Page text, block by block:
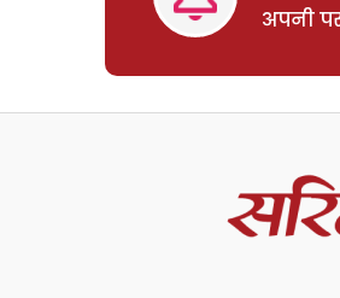
अपनी